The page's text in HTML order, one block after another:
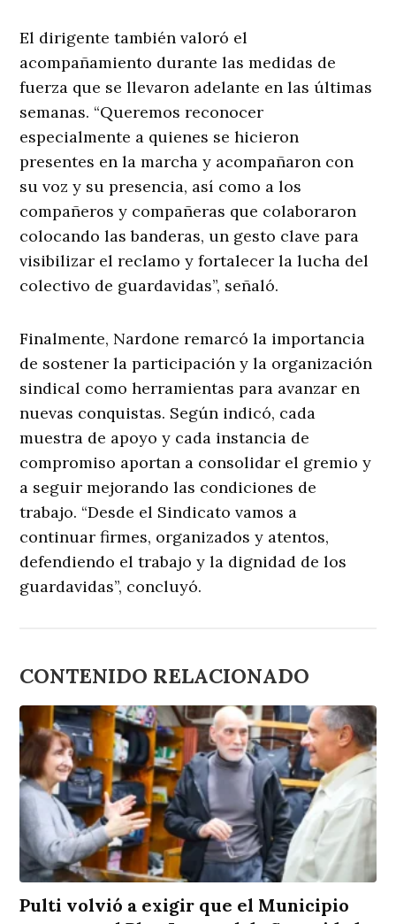
El dirigente también valoró el
acompañamiento durante las medidas de
fuerza que se llevaron adelante en las últimas
semanas. “Queremos reconocer
especialmente a quienes se hicieron
presentes en la marcha y acompañaron con
su voz y su presencia, así como a los
compañeros y compañeras que colaboraron
colocando las banderas, un gesto clave para
visibilizar el reclamo y fortalecer la lucha del
colectivo de guardavidas”, señaló.
Finalmente, Nardone remarcó la importancia
de sostener la participación y la organización
sindical como herramientas para avanzar en
nuevas conquistas. Según indicó, cada
muestra de apoyo y cada instancia de
compromiso aportan a consolidar el gremio y
a seguir mejorando las condiciones de
trabajo. “Desde el Sindicato vamos a
continuar firmes, organizados y atentos,
defendiendo el trabajo y la dignidad de los
guardavidas”, concluyó.
CONTENIDO RELACIONADO
Pulti volvió a exigir que el Municipio